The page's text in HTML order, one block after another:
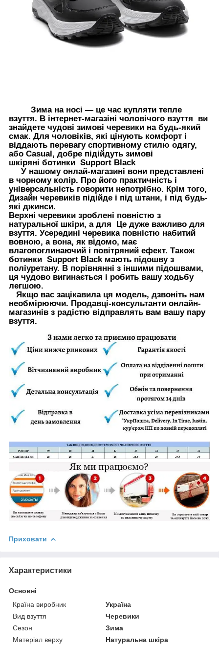
Зима на носі — це час купляти тепле
взуття. В інтернет-магазіні чоловічого взуття ви
знайдете чудові зимові черевики на будь-який
смак. Для чоловіків, які цінують комфорт і
віддають перевагу спортивному стилю одягу,
або Casual, добре підійдуть зимові
шкіряні ботинки Support Black
У нашому онлай-магазині вони представлені
в чорному колір. Про його практичність і
універсальність говорити непотрібно. Крім того,
Дизайн черевиків підійде і під штани, і під будь-
які джинси.
Верхні черевики зроблені повністю з
натуральної шкіри, а для Це дуже важливо для
взуття. Усередині черевика повністю набитий
вовною, а вона, як відомо, має
влагопоглинаючий і повітряний ефект. Також
ботинки Support Black мають підошву з
поліуретану. В порівнянні з іншими підошвами,
ця чудово вигинається і робить вашу ходьбу
легшою.
Якщо вас зацікавила ця модель, дзвоніть нам
необмірюючи. Продавці-консультанти онлайн-
магазинів з радістю відправлять вам вашу пару
взуття.
Приховати
Характеристики
Основні
Країна виробник
Україна
Вид взуття
Черевики
Сезон
Зима
Матеріал верху
Натуральна шкіра